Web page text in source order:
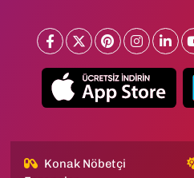
Konak Nöbetçi